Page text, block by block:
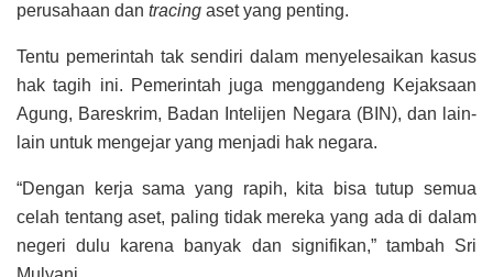
perusahaan dan tracing aset yang penting.
Tentu pemerintah tak sendiri dalam menyelesaikan kasus
hak tagih ini. Pemerintah juga menggandeng Kejaksaan
Agung, Bareskrim, Badan Intelijen Negara (BIN), dan lain-
lain untuk mengejar yang menjadi hak negara.
“Dengan kerja sama yang rapih, kita bisa tutup semua
celah tentang aset, paling tidak mereka yang ada di dalam
negeri dulu karena banyak dan signifikan,” tambah Sri